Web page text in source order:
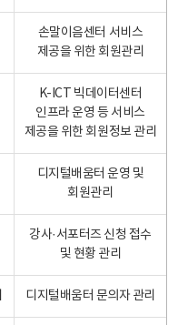
손말이음센터 서비스
제공을 위한 회원관리
K-ICT 빅데이터센터
인프라 운영 등 서비스
제공을 위한 회원정보 관리
디지털배움터 운영 및
회원관리
강사·서포터즈 신청 접수
및 현황 관리
디지털배움터 문의자 관리